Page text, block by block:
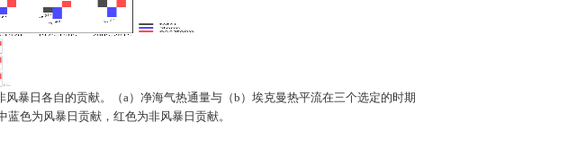
风暴日各自的贡献。（a）净海气热通量与（b ）埃克曼热平流在三个选定的时期
色为风暴日贡献，红色为非风暴日贡献。